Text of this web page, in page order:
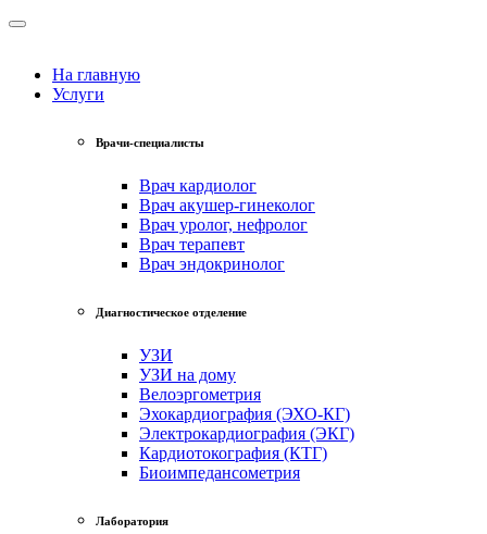
На главную
Услуги
Врачи-специалисты
Врач кардиолог
Врач акушер-гинеколог
Врач уролог, нефролог
Врач терапевт
Врач эндокринолог
Диагностическое отделение
УЗИ
УЗИ на дому
Велоэргометрия
Эхокардиография (ЭХО-КГ)
Электрокардиография (ЭКГ)
Кардиотокография (КТГ)
Биоимпедансометрия
Лаборатория